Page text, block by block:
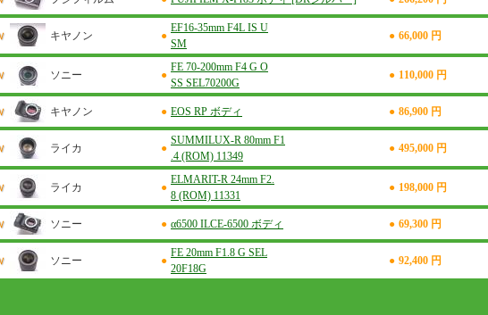
キヤノン ●
EF16-35mm F4L IS U
SM
● 66,000 円
ソニー ●
FE 70-200mm F4 G O
SS SEL70200G
● 110,000 円
キヤノン ● EOS RP ボディ ● 86,900 円
ライカ ●
SUMMILUX-R 80mm F1
.4 (ROM) 11349
● 495,000 円
ライカ ●
ELMARIT-R 24mm F2.
8 (ROM) 11331
● 198,000 円
ソニー ● α6500 ILCE-6500 ボディ ● 69,300 円
ソニー ●
FE 20mm F1.8 G SEL
20F18G
● 92,400 円